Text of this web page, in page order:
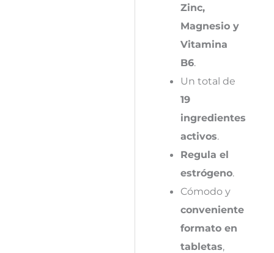
Zinc,
Magnesio y
Vitamina
B6.
Un total de
19
ingredientes
activos.
Regula el
estrógeno.
Cómodo y
conveniente
formato en
tabletas,